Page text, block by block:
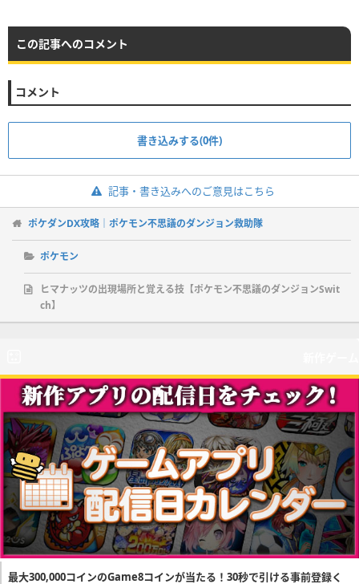
この記事へのコメント
コメント
書き込みする(0件)
記事・書き込みへのご意見はこちら
ポケダンDX攻略｜ポケモン不思議のダンジョン救助隊
ポケモン
ヒマナッツの出現場所と覚える技【ポケモン不思議のダンジョンSwit
ch】
最大300,000コインのGame8コインが当たる！30秒で引ける事前登録く